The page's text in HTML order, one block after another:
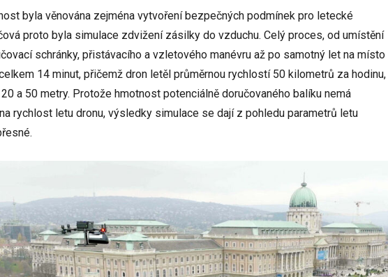
byla věnována zejména vytvoření bezpečných podmínek pro letecké
proto byla simulace zdvižení zásilky do vzduchu. Celý proces, od umístění
schránky, přistávacího a vzletového manévru až po samotný let na místo
14 minut, přičemž dron letěl průměrnou rychlostí 50 kilometrů za hodinu,
a 50 metry. Protože hmotnost potenciálně doručovaného balíku nemá
rychlost letu dronu, výsledky simulace se dají z pohledu parametrů letu